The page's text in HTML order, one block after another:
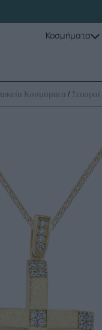
Κοσμήματα
Κοσμήματα / Σταυροί